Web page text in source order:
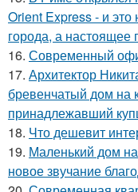
Orient Express - и это
города, а настоящее
16. Современный
17. Архитектор
бревенчатый дом на
принадлежавший
18. Что дешевит
19. Маленький дом
новое звучание